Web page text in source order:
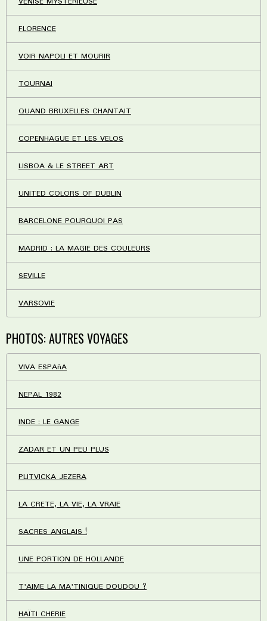
FLORENCE
VOIR NAPOLI ET MOURIR
TOURNAI
QUAND BRUXELLES CHANTAIT
COPENHAGUE ET LES VELOS
LISBOA & LE STREET ART
UNITED COLORS OF DUBLIN
BARCELONE POURQUOI PAS
MADRID : LA MAGIE DES COULEURS
SEVILLE
VARSOVIE
PHOTOS: AUTRES VOYAGES
VIVA ESPAñA
NEPAL 1982
INDE : LE GANGE
ZADAR ET UN PEU PLUS
PLITVICKA JEZERA
LA CRETE, LA VIE, LA VRAIE
SACRES ANGLAIS !
UNE PORTION DE HOLLANDE
T'AIME LA MA'TINIQUE DOUDOU ?
HAÏTI CHERIE